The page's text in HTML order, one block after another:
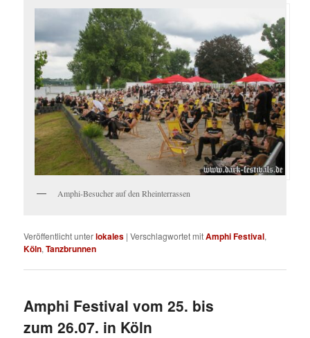
Amphi-Besucher auf den Rheinterrassen
Veröffentlicht unterlokales |Verschlagwortet mitAmphi Festival,
Köln,Tanzbrunnen
Amphi Festival vom 25. bis
zum 26.07. in Köln